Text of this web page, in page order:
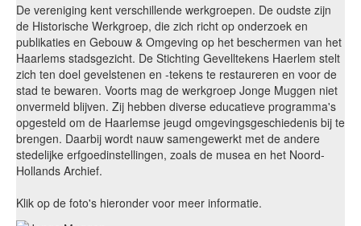
De vereniging kent verschillende werkgroepen. De oudste zijn
de Historische Werkgroep, die zich richt op onderzoek en
publikaties en Gebouw & Omgeving op het beschermen van het
Haarlems stadsgezicht. De Stichting Gevelltekens Haerlem stelt
zich ten doel gevelstenen en -tekens te restaureren en voor de
stad te bewaren. Voorts mag de werkgroep Jonge Muggen niet
onvermeld blijven. Zij hebben diverse educatieve programma's
opgesteld om de Haarlemse jeugd omgevingsgeschiedenis bij te
brengen. Daarbij wordt nauw samengewerkt met de andere
stedelijke erfgoedinstellingen, zoals de musea en het Noord-
Hollands Archief.
Klik op de foto's hieronder voor meer informatie.